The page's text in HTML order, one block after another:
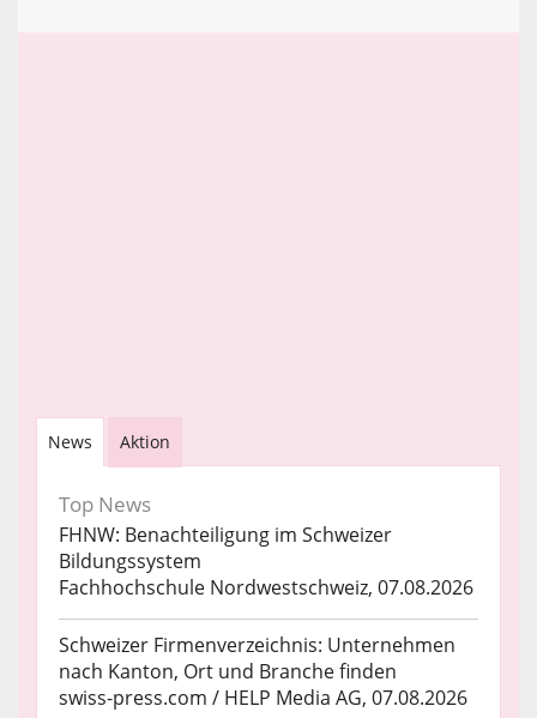
News Aktion
Top News
FHNW: Benachteiligung im Schweizer
Bildungssystem
Fachhochschule Nordwestschweiz, 07.08.2026
Schweizer Firmenverzeichnis: Unternehmen
nach Kanton, Ort und Branche finden
swiss-press.com / HELP Media AG, 07.08.2026